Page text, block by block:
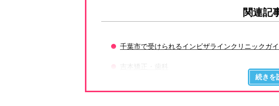
関連記
千葉市で受けられるインビザラインクリニックガ
吉本矯正・歯科